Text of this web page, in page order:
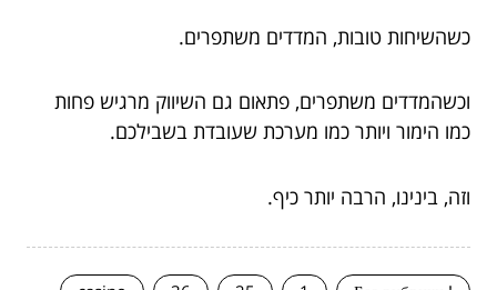
כשהשיחות טובות, המדדים משתפרים.
וכשהמדדים משתפרים, פתאום גם השיווק מרגיש פחות
כמו הימור ויותר כמו מערכת שעובדת בשבילכם.
וזה, בינינו, הרבה יותר כיף.